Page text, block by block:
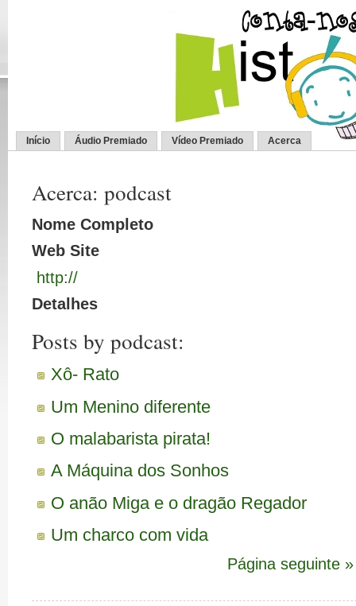
Início Áudio Premiado Vídeo Premiado Acerca
Acerca: podcast
Nome Completo
Web Site
http://
Detalhes
Posts by podcast:
Xô- Rato
Um Menino diferente
O malabarista pirata!
A Máquina dos Sonhos
O anão Miga e o dragão Regador
Um charco com vida
Página seguinte »